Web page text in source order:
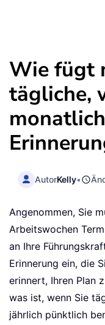
Wie fügt
tägliche,
AutorKelly•
Angenommen, Sie
Arbeitswochen
an Ihre
Erinnerung ein, die
erinnert, Ihren Plan
was ist, wenn Sie
jährlich pünktlich